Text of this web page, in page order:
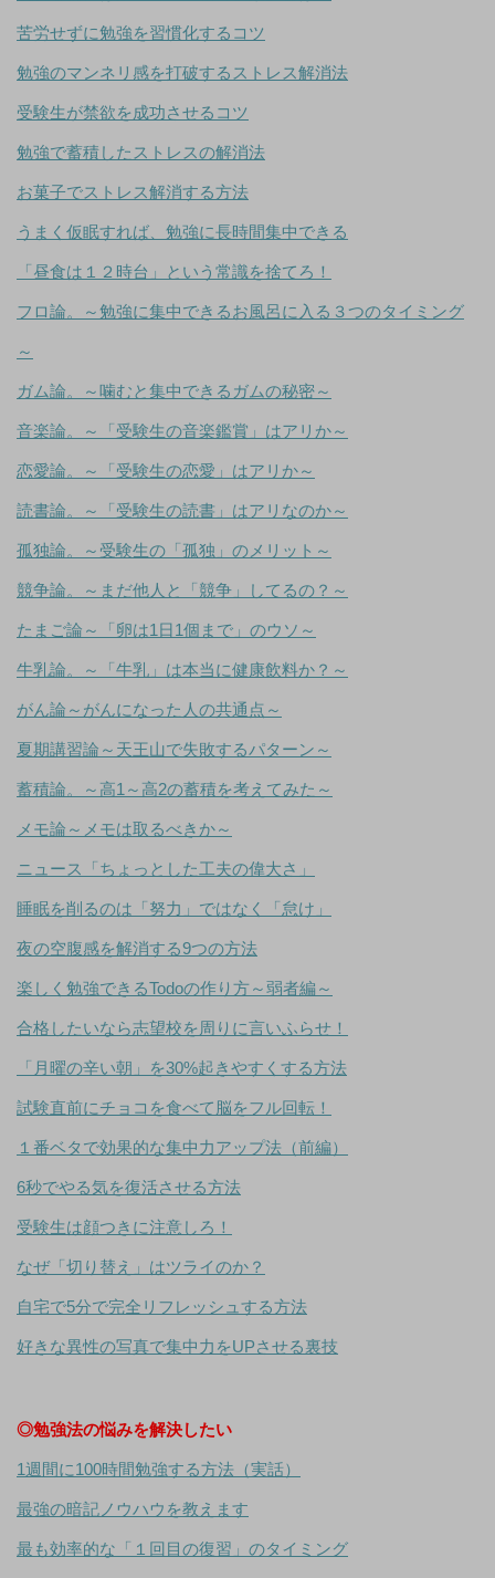
苦労せずに勉強を習慣化するコツ
勉強のマンネリ感を打破するストレス解消法
受験生が禁欲を成功させるコツ
勉強で蓄積したストレスの解消法
お菓子でストレス解消する方法
うまく仮眠すれば、勉強に長時間集中できる
「昼食は１２時台」という常識を捨てろ！
フロ論。～勉強に集中できるお風呂に入る３つのタイミング
～
ガム論。～噛むと集中できるガムの秘密～
音楽論。～「受験生の音楽鑑賞」はアリか～
恋愛論。～「受験生の恋愛」はアリか～
読書論。～「受験生の読書」はアリなのか～
孤独論。～受験生の「孤独」のメリット～
競争論。～まだ他人と「競争」してるの？～
たまご論～「卵は1日1個まで」のウソ～
牛乳論。～「牛乳」は本当に健康飲料か？～
がん論～がんになった人の共通点～
夏期講習論～天王山で失敗するパターン～
蓄積論。～高1～高2の蓄積を考えてみた～
メモ論～メモは取るべきか～
ニュース「ちょっとした工夫の偉大さ」
睡眠を削るのは「努力」ではなく「怠け」
夜の空腹感を解消する9つの方法
楽しく勉強できるTodoの作り方～弱者編～
合格したいなら志望校を周りに言いふらせ！
「月曜の辛い朝」を30%起きやすくする方法
試験直前にチョコを食べて脳をフル回転！
１番ベタで効果的な集中力アップ法（前編）
6秒でやる気を復活させる方法
受験生は顔つきに注意しろ！
なぜ「切り替え」はツライのか？
自宅で5分で完全リフレッシュする方法
好きな異性の写真で集中力をUPさせる裏技
◎勉強法の悩みを解決したい
1週間に100時間勉強する方法（実話）
最強の暗記ノウハウを教えます
最も効率的な「１回目の復習」のタイミング